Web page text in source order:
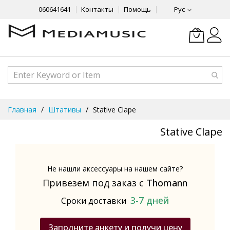
060641641 Контакты Помощь Рус
Главная Штативы Stative Clape
Stative Clape
Не нашли аксессуары на нашем сайте?
Привезем под заказ с Thomann
Сроки доставки 3-7 дней
Заполните анкету и получи цену